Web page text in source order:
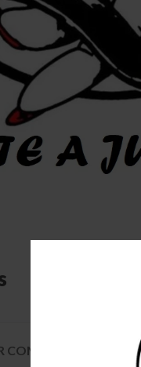
COMPRA